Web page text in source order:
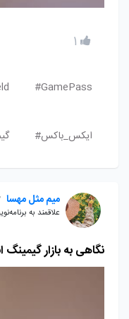
1
GamePass#
ایکس_باکس#
میم مثل مهسا 2
علاقمند به
نگاهی به بازار گیمینگ